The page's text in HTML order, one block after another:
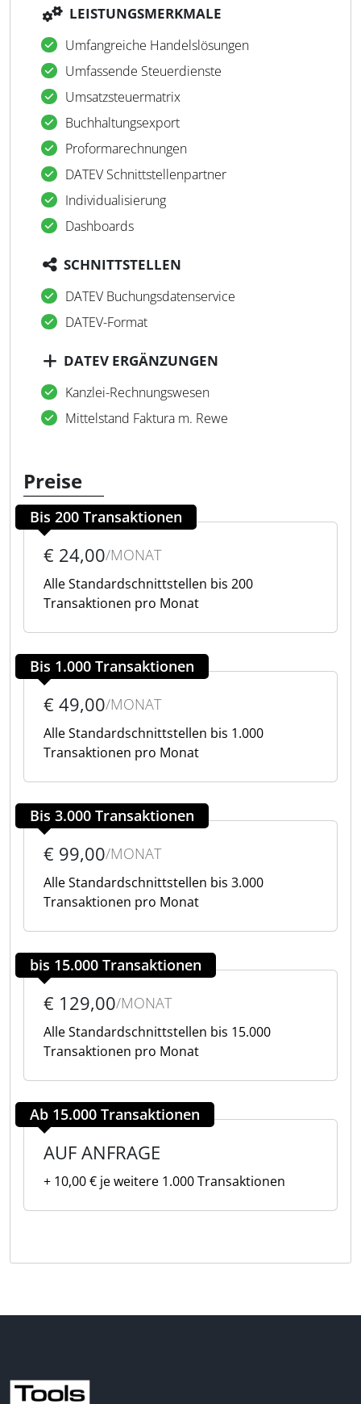
LEISTUNGSMERKMALE
Umfangreiche Handelslösungen
Umfassende Steuerdienste
Umsatzsteuermatrix
Buchhaltungsexport
Proformarechnungen
DATEV Schnittstellenpartner
Individualisierung
Dashboards
SCHNITTSTELLEN
DATEV Buchungsdatenservice
DATEV-Format
DATEV ERGÄNZUNGEN
Kanzlei-Rechnungswesen
Mittelstand Faktura m. Rewe
Preise
Bis 200 Transaktionen
€ 24,00/MONAT
Alle Standardschnittstellen bis 200
Transaktionen pro Monat
Bis 1.000 Transaktionen
€ 49,00/MONAT
Alle Standardschnittstellen bis 1.000
Transaktionen pro Monat
Bis 3.000 Transaktionen
€ 99,00/MONAT
Alle Standardschnittstellen bis 3.000
Transaktionen pro Monat
bis 15.000 Transaktionen
€ 129,00/MONAT
Alle Standardschnittstellen bis 15.000
Transaktionen pro Monat
Ab 15.000 Transaktionen
AUF ANFRAGE
+ 10,00 € je weitere 1.000 Transaktionen